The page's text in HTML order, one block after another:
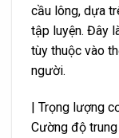
cầu lông, dựa
tập luyện. Đây
tùy thuộc vào
người.
| Trọng lượng
Cường độ